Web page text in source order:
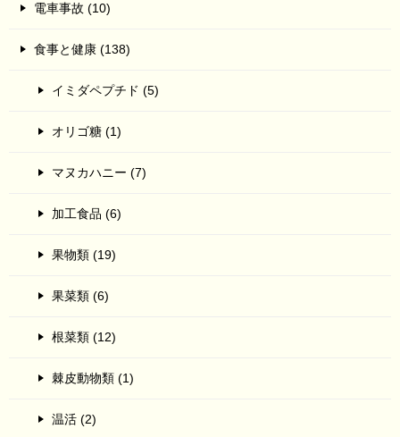
電車事故 (10)
食事と健康 (138)
イミダペプチド (5)
オリゴ糖 (1)
マヌカハニー (7)
加工食品 (6)
果物類 (19)
果菜類 (6)
根菜類 (12)
棘皮動物類 (1)
温活 (2)